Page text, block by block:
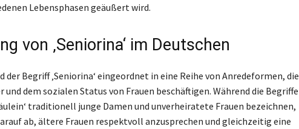
Lebensphasen geäußert wird.
von ‚Seniorina‘ im Deutschen
der Begriff ‚Seniorina‘ eingeordnet in eine Reihe von Anredeformen, die
dem sozialen Status von Frauen beschäftigen. Während die Begriffe
traditionell junge Damen und unverheiratete Frauen bezeichnen,
ab, ältere Frauen respektvoll anzusprechen und gleichzeitig eine